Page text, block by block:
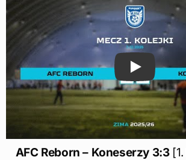
Play
AFC Reborn – Koneserzy 3:3[1.